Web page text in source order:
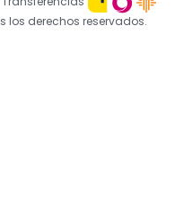
los derechos reservados.